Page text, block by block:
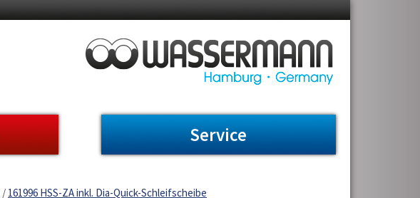
Service
161996 HSS-ZA inkl. Dia-Quick-Schleifscheibe